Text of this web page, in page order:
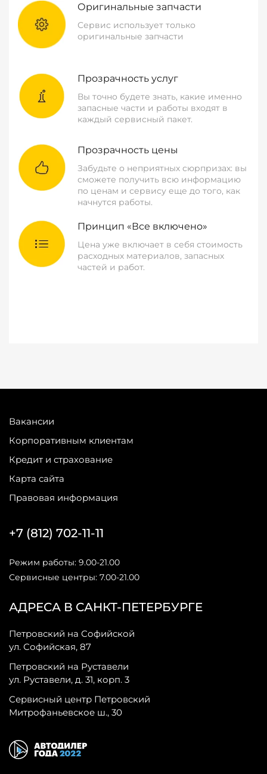
Оригинальные запчасти
Сервис использует только
оригинальные запчасти
Прозрачность услуг
Вы точно будете знать, какие именно
запасные части и работы входят в
каждый сервисный пакет.
Прозрачность цены
Забудьте о неприятных сюрпризах: вы
сможете получить всю информацию
по ценам и сервису еще до того, как
начнутся работы.
Принцип «Все включено»
Цена уже включает в себя стоимость
расходных материалов, запасных
частей и работ.
Вакансии
Корпоративным клиентам
Кредит и страхование
Карта сайта
Правовая информация
АДРЕСА В САНКТ-ПЕТЕРБУРГЕ
Петровский на Софийской
ул. Софийская, 87
Петровский на Руставели
ул. Руставели, д. 31, корп. 3
Сервисный центр Петровский
Митрофаньевское ш., 30
+7 (812) 702-11-11
Режим работы: 9.00-21.00
Сервисные центры: 7.00-21.00